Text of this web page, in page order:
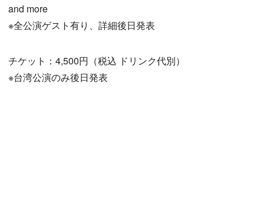
and more
※全公演ゲスト有り、詳細後日発表
チケット：4,500円（税込 ドリンク代別）
※台湾公演のみ後日発表